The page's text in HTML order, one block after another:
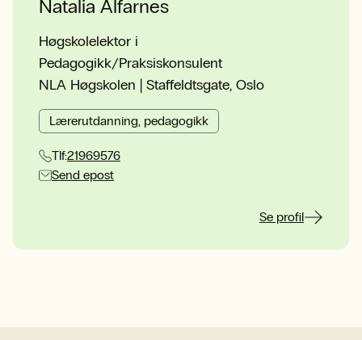
Natalia Alfarnes
Høgskolelektor i
Pedagogikk/Praksiskonsulent
NLA Høgskolen | Staffeldtsgate, Oslo
Lærerutdanning, pedagogikk
Tlf:21969576
Send epost
Se profil